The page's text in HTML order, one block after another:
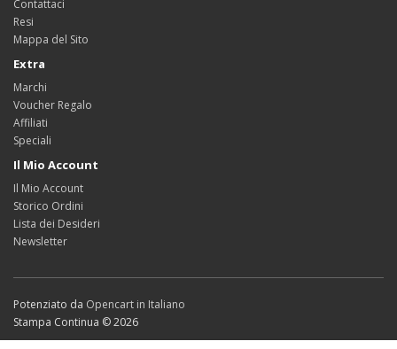
Contattaci
Resi
Mappa del Sito
Extra
Marchi
Voucher Regalo
Affiliati
Speciali
Il Mio Account
Il Mio Account
Storico Ordini
Lista dei Desideri
Newsletter
Potenziato da Opencart in Italiano
Stampa Continua © 2026